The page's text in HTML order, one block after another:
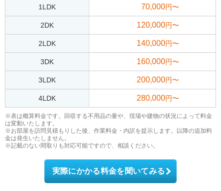
1LDK 70,000円〜
2DK 120,000円〜
2LDK 140,000円〜
3DK 160,000円〜
3LDK 200,000円〜
4LDK 280,000円〜
※表は概算料金です。回収する不用品の量や、現場や建物の状況によって料金
は変動いたします。
※お部屋を訪問見積もりした後、作業料金・内訳を提示します。以降の追加料
金は発生いたしません。
※記載のない間取りも対応可能ですので、相談ください。
実際にかかる料金を聞いてみる